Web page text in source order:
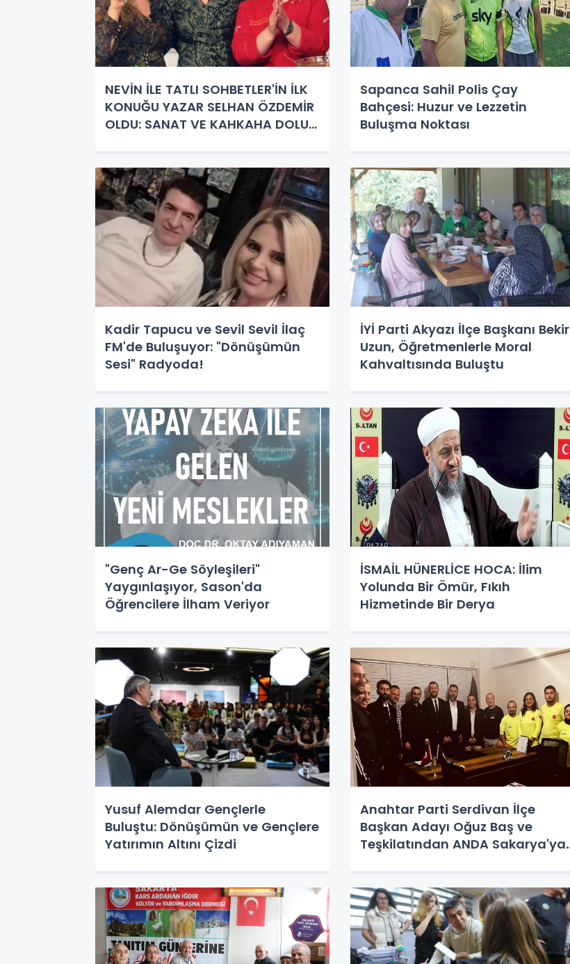
NEVİN İLE TATLI SOHBETLER'İN İLK
KONUĞU YAZAR SELHAN ÖZDEMİR
OLDU: SANAT VE KAHKAHA DOLU
Sapanca Sahil Polis Çay
Bahçesi: Huzur ve Lezzetin
Buluşma Noktası
Kadir Tapucu ve Sevil Sevil İlaç
FM'de Buluşuyor: "Dönüşümün
Sesi" Radyoda!
İYİ Parti Akyazı İlçe Başkanı Bekir
Uzun, Öğretmenlerle Moral
Kahvaltısında Buluştu
"Genç Ar-Ge Söyleşileri"
Yaygınlaşıyor, Sason'da
Öğrencilere İlham Veriyor
İSMAİL HÜNERLİCE HOCA: İlim
Yolunda Bir Ömür, Fıkıh
Hizmetinde Bir Derya
Yusuf Alemdar Gençlerle
Buluştu: Dönüşümün ve Gençlere
Yatırımın Altını Çizdi
Anahtar Parti Serdivan İlçe
Başkan Adayı Oğuz Baş ve
Teşkilatından ANDA Sakarya'ya